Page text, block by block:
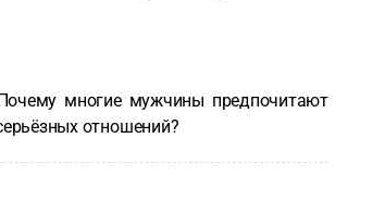
многие мужчины предпочитают
отношений?